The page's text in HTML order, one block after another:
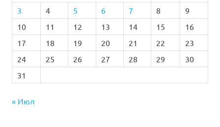
3
4 5 6 7 8
9
10
11 12 13 14 15
16
17
18 19 20 21 22
23
24
25 26 27 28 29
30
31
« Июл